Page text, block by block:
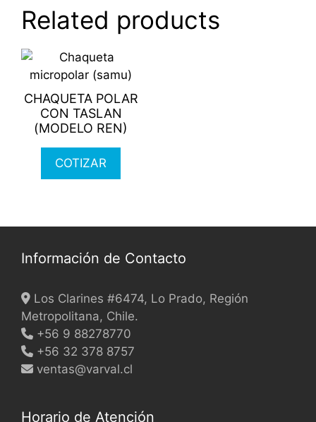
Related products
CHAQUETA POLAR
CON TASLAN
(MODELO REN)
COTIZAR
This
product
has
multiple
variants.
The
options
may
the
product
Información de Contacto
Los Clarines #6474, Lo Prado, Región
Metropolitana, Chile.
+56 9 88278770
+56 32 378 8757
ventas@varval.cl
Horario de Atención